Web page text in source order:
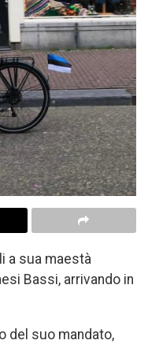
a sua maestà
Bassi, arrivando in
del suo mandato,